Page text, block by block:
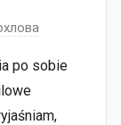
po sobie